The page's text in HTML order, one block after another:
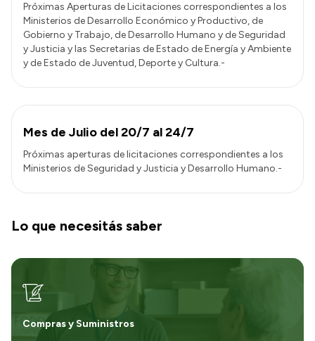
Próximas Aperturas de Licitaciones correspondientes a los
Ministerios de Desarrollo Económico y Productivo, de
Gobierno y Trabajo, de Desarrollo Humano y de Seguridad
y Justicia y las Secretarias de Estado de Energía y Ambiente
y de Estado de Juventud, Deporte y Cultura.-
Mes de Julio del 20/7 al 24/7
Próximas aperturas de licitaciones correspondientes a los
Ministerios de Seguridad y Justicia y Desarrollo Humano.-
Lo que necesitás saber
Compras y Suministros